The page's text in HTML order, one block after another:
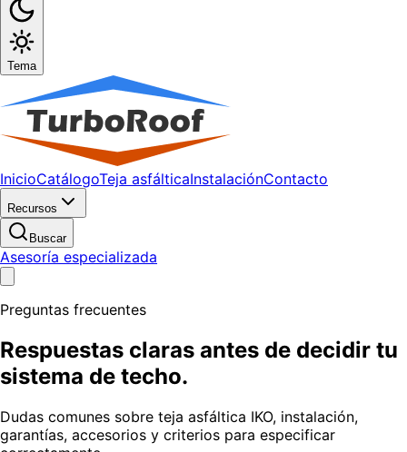
Tema
InicioCatálogoTeja asfálticaInstalaciónContacto
Recursos
Buscar
Asesoría especializada
Preguntas frecuentes
Respuestas claras antes de decidir tu
sistema de techo.
Dudas comunes sobre teja asfáltica IKO, instalación,
garantías, accesorios y criterios para especificar